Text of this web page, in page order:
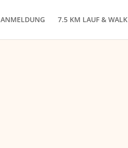
ANMELDUNG 7.5 KM LAUF & WALK